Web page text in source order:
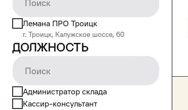
Лемана ПРО Троицк
г. Троицк, Калужское шоссе, 60
Должность
Администратор склада
Кассир-консультант